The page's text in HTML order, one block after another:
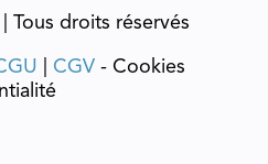
droits réservés
CGV - Cookies